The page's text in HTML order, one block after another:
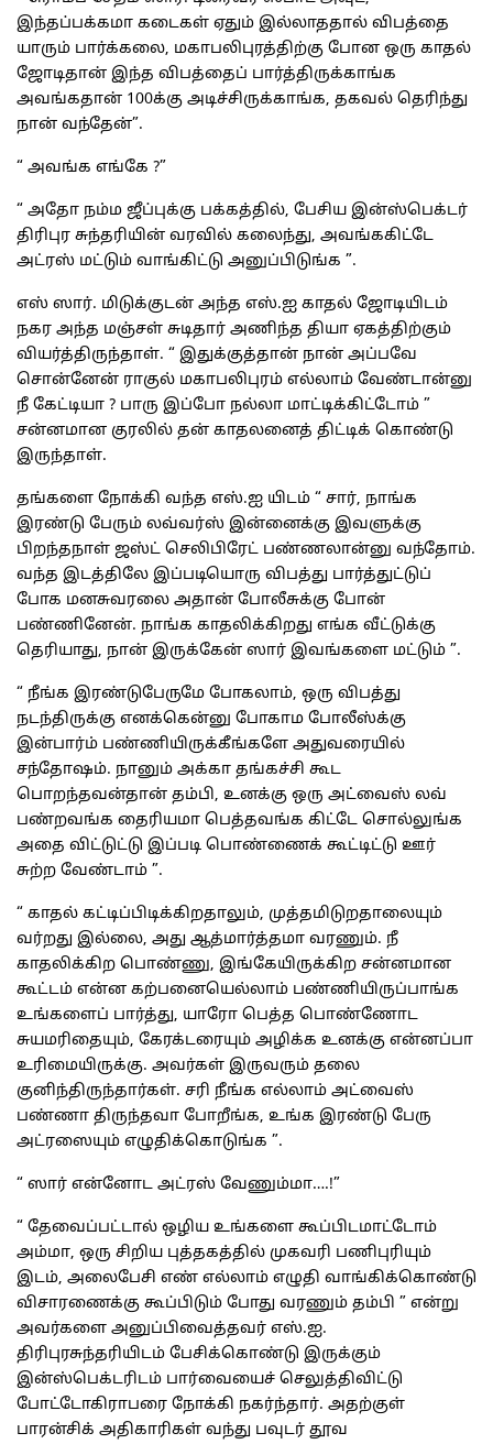
இந்தப்பக்கமா கடைகள் ஏதும் இல்லாததால் விபத்தை
யாரும் பார்க்கலை, மகாபலிபுரத்திற்கு போன ஒரு காதல்
ஜோடிதான் இந்த விபத்தைப் பார்த்திருக்காங்க
அவங்கதான் 100க்கு அடிச்சிருக்காங்க, தகவல் தெரிந்து
நான் வந்தேன்”.
“ அவங்க எங்கே ?”
“ அதோ நம்ம ஜீப்புக்கு பக்கத்தில், பேசிய இன்ஸ்பெக்டர்
திரிபுர சுந்தரியின் வரவில் கலைந்து, அவங்ககிட்டே
அட்ரஸ் மட்டும் வாங்கிட்டு அனுப்பிடுங்க ”.
எஸ் ஸார். மிடுக்குடன் அந்த எஸ்.ஐ காதல் ஜோடியிடம்
நகர அந்த மஞ்சள் சுடிதார் அணிந்த தியா ஏகத்திற்கும்
வியர்த்திருந்தாள். “ இதுக்குத்தான் நான் அப்பவே
சொன்னேன் ராகுல் மகாபலிபுரம் எல்லாம் வேண்டான்னு
நீ கேட்டியா ? பாரு இப்போ நல்லா மாட்டிக்கிட்டோம் ”
சன்னமான குரலில் தன் காதலனைத் திட்டிக் கொண்டு
இருந்தாள்.
தங்களை நோக்கி வந்த எஸ்.ஐ யிடம் “ சார், நாங்க
இரண்டு பேரும் லவ்வர்ஸ் இன்னைக்கு இவளுக்கு
பிறந்தநாள் ஜஸ்ட் செலிபிரேட் பண்ணலான்னு வந்தோம்.
வந்த இடத்திலே இப்படியொரு விபத்து பார்த்துட்டுப்
போக மனசுவரலை அதான் போலீசுக்கு போன்
பண்ணினேன். நாங்க காதலிக்கிறது எங்க வீட்டுக்கு
தெரியாது, நான் இருக்கேன் ஸார் இவங்களை மட்டும் ”.
“ நீங்க இரண்டுபேருமே போகலாம், ஒரு விபத்து
நடந்திருக்கு எனக்கென்னு போகாம போலீஸ்க்கு
இன்பார்ம் பண்ணியிருக்கீங்களே அதுவரையில்
சந்தோஷம். நானும் அக்கா தங்கச்சி கூட
பொறந்தவன்தான் தம்பி, உனக்கு ஒரு அட்வைஸ் லவ்
பண்றவங்க தைரியமா பெத்தவங்க கிட்டே சொல்லுங்க
அதை விட்டுட்டு இப்படி பொண்ணைக் கூட்டிட்டு ஊர்
சுற்ற வேண்டாம் ”.
“ காதல் கட்டிப்பிடிக்கிறதாலும், முத்தமிடுறதாலையும்
வர்றது இல்லை, அது ஆத்மார்த்தமா வரணும். நீ
காதலிக்கிற பொண்ணு, இங்கேயிருக்கிற சன்னமான
கூட்டம் என்ன கற்பனையெல்லாம் பண்ணியிருப்பாங்க
உங்களைப் பார்த்து, யாரோ பெத்த பொண்ணோட
சுயமரிதையும், கேரக்டரையும் அழிக்க உனக்கு என்னப்பா
உரிமையிருக்கு. அவர்கள் இருவரும் தலை
குனிந்திருந்தார்கள். சரி நீங்க எல்லாம் அட்வைஸ்
பண்ணா திருந்தவா போறீங்க, உங்க இரண்டு பேரு
அட்ரஸையும் எழுதிக்கொடுங்க ”.
“ ஸார் என்னோட அட்ரஸ் வேணும்மா….!”
“ தேவைப்பட்டால் ஒழிய உங்களை கூப்பிடமாட்டோம்
அம்மா, ஒரு சிறிய புத்தகத்தில் முகவரி பணிபுரியும்
இடம், அலைபேசி எண் எல்லாம் எழுதி வாங்கிக்கொண்டு
விசாரணைக்கு கூப்பிடும் போது வரணும் தம்பி ” என்று
அவர்களை அனுப்பிவைத்தவர் எஸ்.ஐ.
திரிபுரசுந்தரியிடம் பேசிக்கொண்டு இருக்கும்
இன்ஸ்பெக்டரிடம் பார்வையைச் செலுத்திவிட்டு
போட்டோகிராபரை நோக்கி நகர்ந்தார். அதற்குள்
பாரன்சிக் அதிகாரிகள் வந்து பவுடர் தூவ